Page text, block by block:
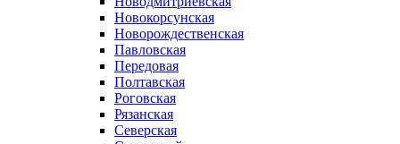
Новокорсунская
Новорождественская
Павловская
Передовая
Полтавская
Роговская
Рязанская
Северская